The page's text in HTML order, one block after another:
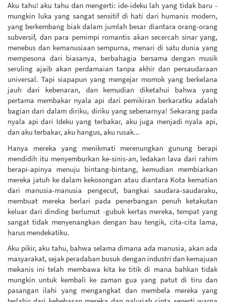
Aku tahu! aku tahu dan mengerti: ide-ideku lah yang tidak baru -
mungkin luka yang sangat sensitif di hati dari humanis modern,
yang berkembang biak dalam jumlah besar diantara orang-orang
subversif, dan para pemimpi romantis akan secercah sinar yang,
menebus dan kemanusiaan sempurna, menari di satu dunia yang
mempesona dari biasanya, berbahagia bersama dengan musik
seruling ajaib akan perdamaian tanpa akhir dan persaudaraan
universal. Tapi siapapun yang mengejar momok yang berkelana
jauh dari kebenaran, dan kemudian diketahui bahwa yang
pertama membakar nyala api dari pemikiran berkaratku adalah
bagian dari dalam diriku, diriku yang sebenarnya! Sekarang pada
nyala api dari Ideku yang terbakar, aku juga menjadi nyala api,
dan aku terbakar, aku hangus, aku rusak...
Hanya mereka yang menikmati merenungkan gunung berapi
mendidih itu menyemburkan ke-sinis-an, ledakan lava dari rahim
berapi-apinya menuju bintang-bintang, kemudian membiarkan
mereka jatuh ke dalam kekosongan atau diantara Kota kematian
dari manusia-manusia pengecut, bangkai saudara-saudaraku,
membuat mereka berlari pada penerbangan penuh ketakutan
keluar dari dinding berlumut -gubuk kertas mereka, tempat yang
sangat tidak menyenangkan dengan bau tengik, cita-cita lama,
harus mendekatiku.
Aku pikir, aku tahu, bahwa selama dimana ada manusia, akan ada
masyarakat, sejak peradaban busuk dengan industri dan kemajuan
mekanis ini telah membawa kita ke titik di mana bahkan tidak
mungkin untuk kembali ke zaman gua yang patut di tiru dan
pasangan ilahi yang mengangkat dan membela mereka yang